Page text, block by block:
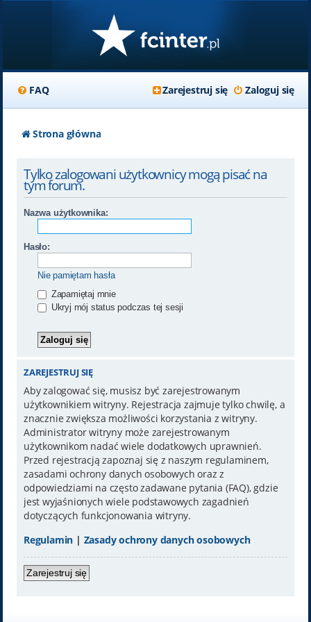
FAQ Zaloguj się
Zarejestruj się
Strona główna
Tylko zalogowani użytkownicy mogą pisać na
tym forum.
Nazwa użytkownika:
Hasło:
Nie pamiętam hasła
Zapamiętaj mnie
Ukryj mój status podczas tej sesji
ZAREJESTRUJ SIĘ
Aby zalogować się, musisz być zarejestrowanym
użytkownikiem witryny. Rejestracja zajmuje tylko chwilę, a
znacznie zwiększa możliwości korzystania z witryny.
Administrator witryny może zarejestrowanym
użytkownikom nadać wiele dodatkowych uprawnień.
Przed rejestracją zapoznaj się z naszym regulaminem,
zasadami ochrony danych osobowych oraz z
odpowiedziami na często zadawane pytania (FAQ), gdzie
jest wyjaśnionych wiele podstawowych zagadnień
dotyczących funkcjonowania witryny.
Regulamin | Zasady ochrony danych osobowych
Zarejestruj się